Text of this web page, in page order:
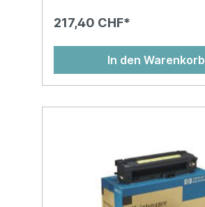
217,40 CHF*
In den Warenkorb